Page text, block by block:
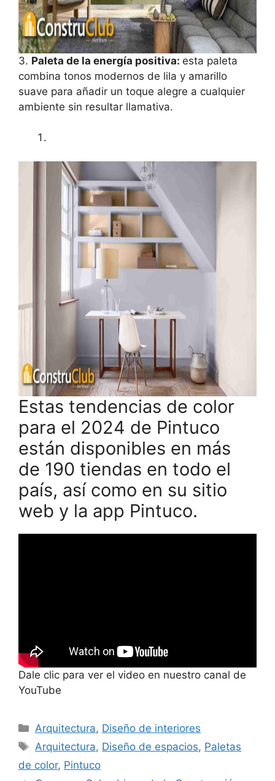
3. Paleta de la energía positiva: esta paleta
combina tonos modernos de lila y amarillo
suave para añadir un toque alegre a cualquier
ambiente sin resultar llamativa.
Estas tendencias de color
para el 2024 de Pintuco
están disponibles en más
de 190 tiendas en todo el
país, así como en su sitio
web y la app Pintuco.
Dale clic para ver el video en nuestro canal de
YouTube
Categorías
Arquitectura, Diseño de interiores
Etiquetas
Arquitectura, Diseño de espacios, Paletas
de color, Pintuco